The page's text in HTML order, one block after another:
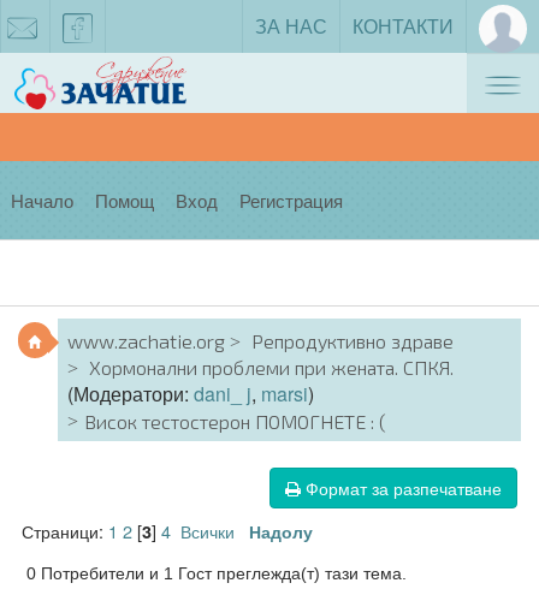
facebook
ЗА НАС КОНТАКТИ
Начало Помощ Вход Регистрация
www.zachatie.org
Репродуктивно здраве
Хормонални проблеми при жената. СПКЯ.
(Модератори: dani_ j, marsi)
Висок тестостерон ПОМОГНЕТЕ : (
Формат за разпечатване
Страници: 1 2[3] 4 Всички Надолу
0 Потребители и 1 Гост преглежда(т) тази тема.